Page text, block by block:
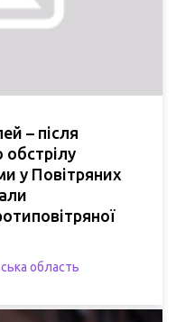
– після
у Повітряних
область